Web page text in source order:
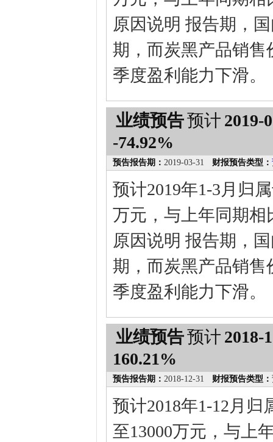
原因说明 报告期，
期，而炭黑产品销
季度盈利能力下滑。
业绩预告预计 2019-
-74.92%
预告报告期： 2019-03-31 财报预告类型：
预计2019年1-3月归
万元，与上年同期相
原因说明 报告期，
期，而炭黑产品销
季度盈利能力下滑。
业绩预告预计 2018-
160.21%
预告报告期： 2018-12-31 财报预告类型：
预计2018年1-12月
至13000万元，与上